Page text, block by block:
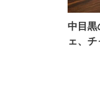
中目黒
ェ、